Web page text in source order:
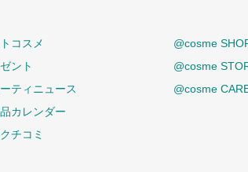
コスメ
ント
ティニュース
カレンダー
チコミ
@cosme
@cosme
@cosme